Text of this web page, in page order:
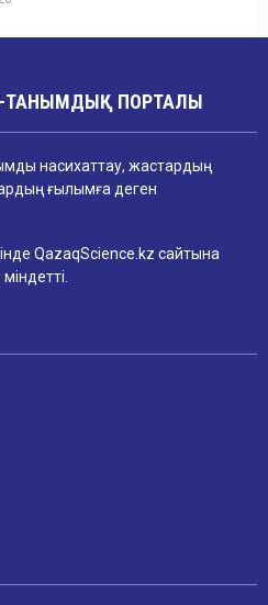
ТАНЫМДЫҚ ПОРТАЛЫ
насихаттау, жастардың
ғылымға деген
QazaqScience.kz сайтына